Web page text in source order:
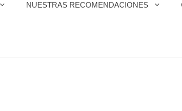
NUESTRAS RECOMENDACIONES